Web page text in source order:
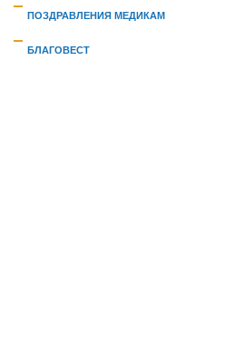
ПОЗДРАВЛЕНИЯ МЕДИКАМ
БЛАГОВЕСТ